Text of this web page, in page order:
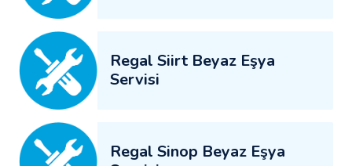
Regal Siirt Beyaz Eşya
Servisi
Regal Sinop Beyaz Eşya